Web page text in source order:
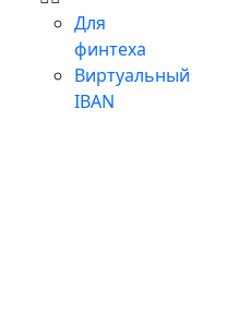
Для
финтеха
Виртуальный
IBAN
и почему
что следующий
списания. Он
своего клиента
плательщик
платежа –
что услуга